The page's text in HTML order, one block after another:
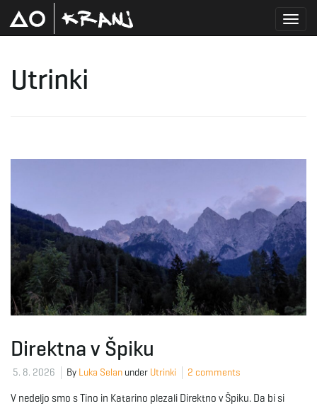
g
g
Utrinki
Direktna v Špiku
5. 8. 2026 By Luka Selan under Utrinki 2 comments
V nedeljo smo s Tino in Katarino plezali Direktno v Špiku. Da bi si